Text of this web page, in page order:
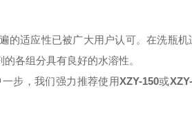
的适应性已被广大用户认可。在洗瓶机
各组分具有良好的水溶性。
步，我们强力推荐使用XZY-150或